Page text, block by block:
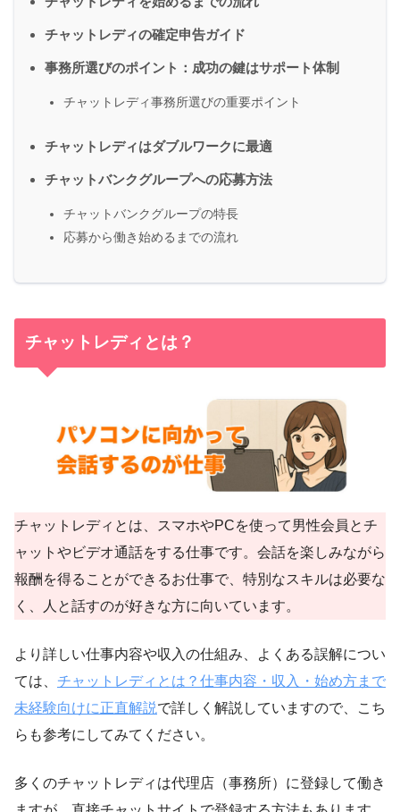
チャットレディの確定申告ガイド
事務所選びのポイント：成功の鍵はサポート体制
チャットレディ事務所選びの重要ポイント
チャットレディはダブルワークに最適
チャットバンクグループへの応募方法
チャットバンクグループの特長
応募から働き始めるまでの流れ
チャットレディとは？
チャットレディとは、スマホやPCを使って男性会員とチ
ャットやビデオ通話をする仕事です。会話を楽しみながら
報酬を得ることができるお仕事で、特別なスキルは必要な
く、人と話すのが好きな方に向いています。
より詳しい仕事内容や収入の仕組み、よくある誤解につい
ては、 チャットレディとは？仕事内容・収入・始め方まで
未経験向けに正直解説で詳しく解説していますので、こち
らも参考にしてみてください。
多くのチャットレディは代理店（事務所）に登録して働き